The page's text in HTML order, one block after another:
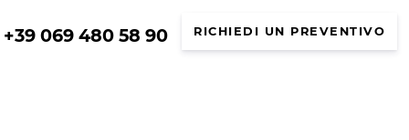
+39 069 480 58 90 RICHIEDI UN PREVENTIVO